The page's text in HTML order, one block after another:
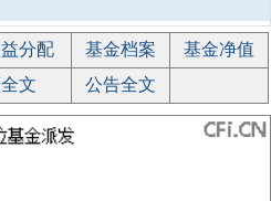
分配 基金档案
基金净值
文 公告全文